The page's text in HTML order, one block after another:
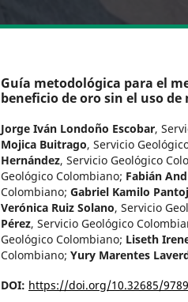
Guía metodológica para el
beneficio de oro sin el uso
Jorge Iván Londoño Escobar,
Mojica Buitrago, Servicio
Hernández, Servicio Geológico
Geológico Colombiano; Fabián
Colombiano; Gabriel Kamilo
Verónica Ruiz Solano, Servicio
Pérez, Servicio Geológico
Geológico Colombiano; Liseth
Colombiano; Yury Marentes
DOI: https://doi.org/10.32685/